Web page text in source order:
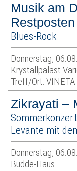
Musik am
Blues-Rock
Donnerstag,
Krystallpalast
Treff/Ort:
Zikrayati –
Levante mit
Donnerstag,
Budde-Haus